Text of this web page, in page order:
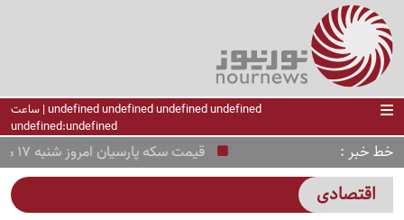
undefined undefined undefined undefined | ساعت
undefined:undefined
خط خبر قیمت سکه پارسیان امروز شنبه 17 مرداد 1405
اقتصادی